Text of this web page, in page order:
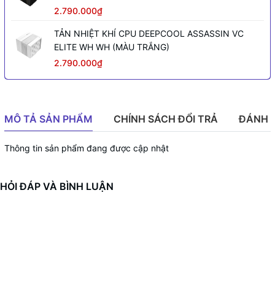
2.790.000₫
TẢN NHIỆT KHÍ CPU DEEPCOOL ASSASSIN VC
ELITE WH WH (MÀU TRẮNG)
2.790.000₫
MÔ TẢ SẢN PHẨM CHÍNH SÁCH ĐỔI TRẢ ĐÁNH
Thông tin sản phẩm đang được cập nhật
HỎI ĐÁP VÀ BÌNH LUẬN